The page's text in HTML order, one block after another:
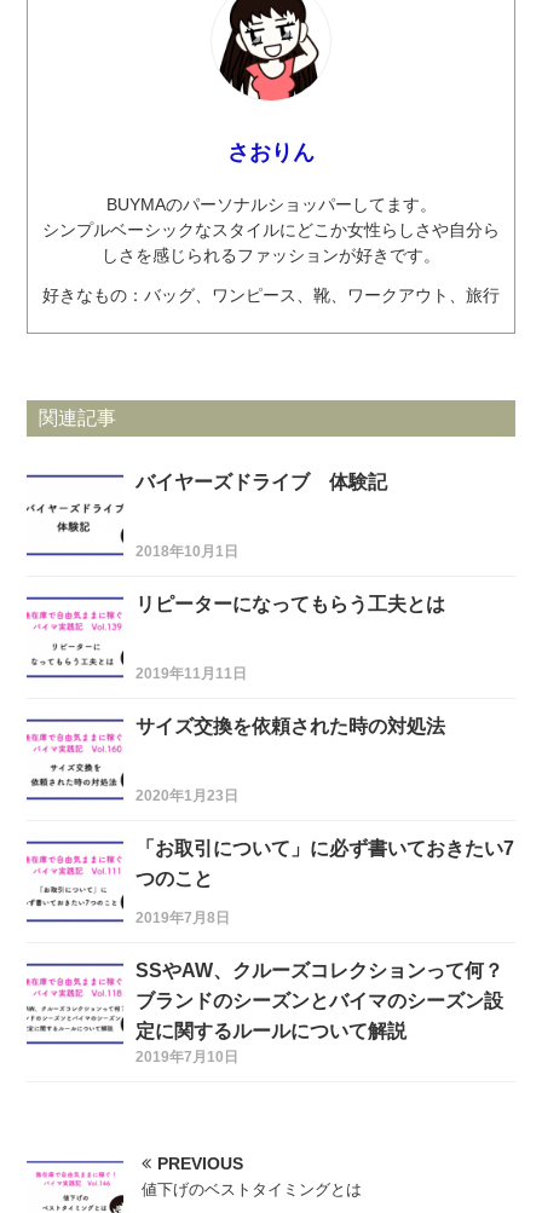
さおりん
BUYMAのパーソナルショッパーしてます。
シンプルベーシックなスタイルにどこか女性らしさや自分ら
しさを感じられるファッションが好きです。
好きなもの：バッグ、ワンピース、靴、ワークアウト、旅行
関連記事
バイヤーズドライブ 体験記
2018年10月1日
リピーターになってもらう工夫とは
2019年11月11日
サイズ交換を依頼された時の対処法
2020年1月23日
「お取引について」に必ず書いておきたい7
つのこと
2019年7月8日
SSやAW、クルーズコレクションって何？
ブランドのシーズンとバイマのシーズン設
定に関するルールについて解説
2019年7月10日
PREVIOUS
値下げのベストタイミングとは